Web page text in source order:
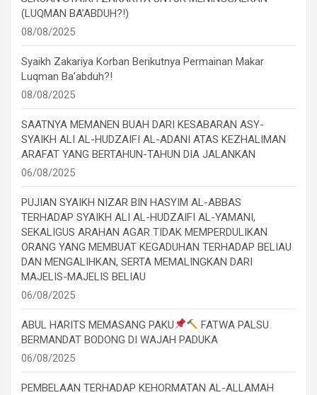
(LUQMAN BA’ABDUH?!)
08/08/2025
Syaikh Zakariya Korban Berikutnya Permainan Makar
Luqman Ba’abduh?!
08/08/2025
SAATNYA MEMANEN BUAH DARI KESABARAN ASY-
SYAIKH ALI AL-HUDZAIFI AL-ADANI ATAS KEZHALIMAN
ARAFAT YANG BERTAHUN-TAHUN DIA JALANKAN
06/08/2025
PUJIAN SYAIKH NIZAR BIN HASYIM AL-ABBAS
TERHADAP SYAIKH ALI AL-HUDZAIFI AL-YAMANI,
SEKALIGUS ARAHAN AGAR TIDAK MEMPERDULIKAN
ORANG YANG MEMBUAT KEGADUHAN TERHADAP BELIAU
DAN MENGALIHKAN, SERTA MEMALINGKAN DARI
MAJELIS-MAJELIS BELIAU
06/08/2025
ABUL HARITS MEMASANG PAKU
FATWA PALSU
BERMANDAT BODONG DI WAJAH PADUKA
06/08/2025
PEMBELAAN TERHADAP KEHORMATAN AL-ALLAMAH